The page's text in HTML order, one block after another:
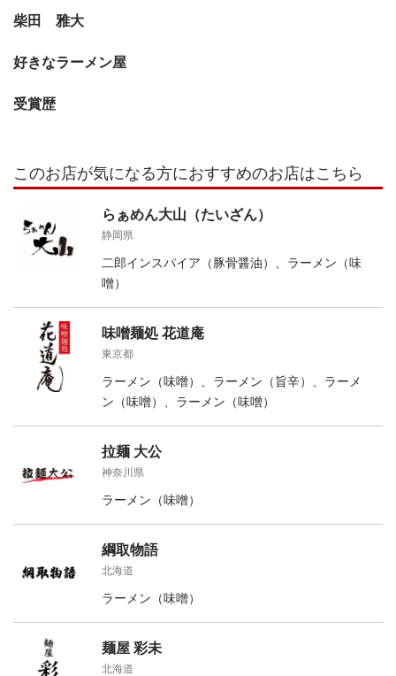
柴田 雅大
好きなラーメン屋
受賞歴
このお店が気になる方におすすめのお店はこちら
らぁめん大山（たいざん）
静岡県
二郎インスパイア（豚骨醤油）、ラーメン（味
噌）
味噌麺処 花道庵
東京都
ラーメン（味噌）、ラーメン（旨辛）、ラーメ
ン（味噌）、ラーメン（味噌）
拉麺 大公
神奈川県
ラーメン（味噌）
綱取物語
北海道
ラーメン（味噌）
麺屋 彩未
北海道